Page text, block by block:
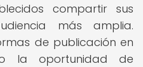
compartir sus
más amplia.
de publicación en
la oportunidad de